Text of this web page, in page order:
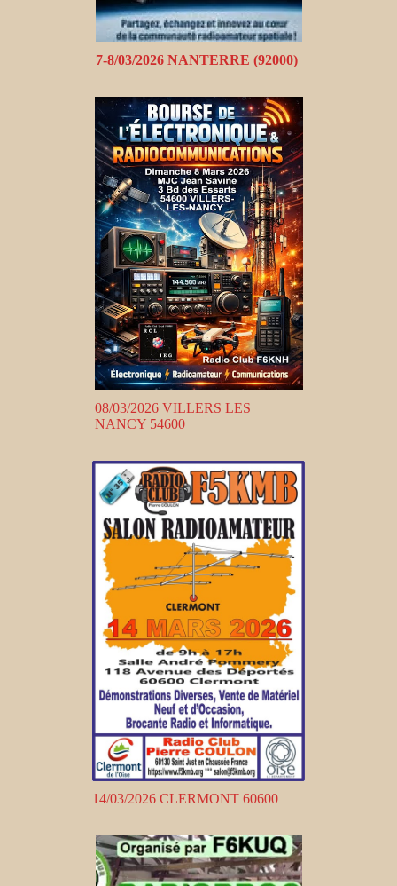
7-8/03/2026 NANTERRE (92000)
08/03/2026 VILLERS LES
NANCY 54600
14/03/2026 CLERMONT 60600